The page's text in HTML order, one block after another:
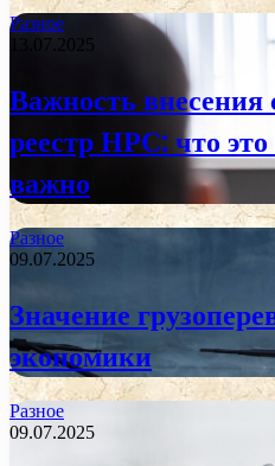
Разное
13.07.2025
Важность внесения
реестр НРС: что
важно
Разное
09.07.2025
Значение
экономики
Разное
09.07.2025